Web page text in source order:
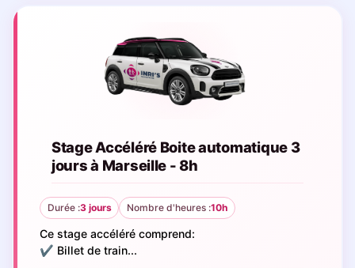
Stage Accéléré Boite automatique 3
jours à Marseille - 8h
Durée :3 jours Nombre d'heures :10h
Ce stage accéléré comprend:
✔️ Billet de train...